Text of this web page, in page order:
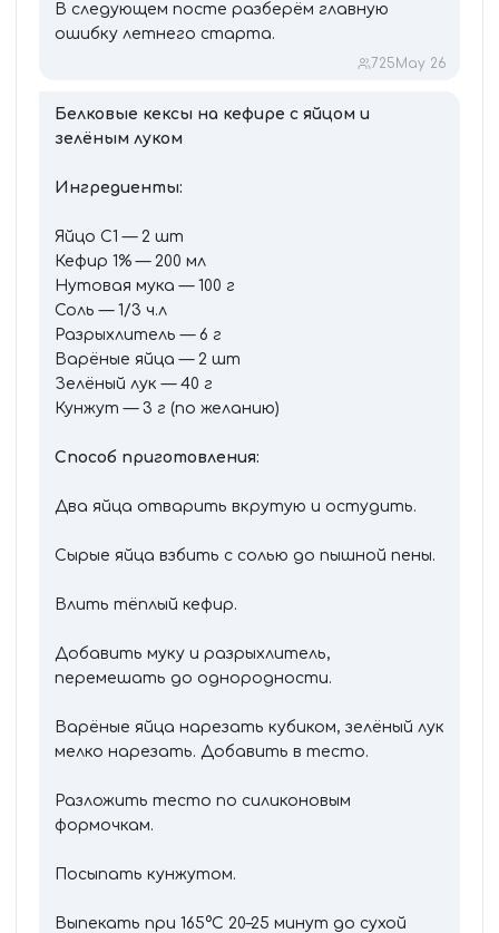
В следующем посте разберём главную
ошибку летнего старта.
725 May 26
Белковые кексы на кефире с яйцом и
зелёным луком
Ингредиенты:
Яйцо С1 — 2 шт
Кефир 1% — 200 мл
Нутовая мука — 100 г
Соль — 1/3 ч.л
Разрыхлитель — 6 г
Варёные яйца — 2 шт
Зелёный лук — 40 г
Кунжут — 3 г (по желанию)
Способ приготовления:
Два яйца отварить вкрутую и остудить.
Сырые яйца взбить с солью до пышной пены.
Влить тёплый кефир.
Добавить муку и разрыхлитель,
перемешать до однородности.
Варёные яйца нарезать кубиком, зелёный лук
мелко нарезать. Добавить в тесто.
Разложить тесто по силиконовым
формочкам.
Посыпать кунжутом.
Выпекать при 165°C 20–25 минут до сухой